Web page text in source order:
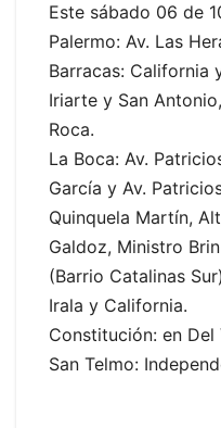
Este sábado 06 de
Palermo: Av. Las
Barracas: California
Iriarte y San
Roca.
La Boca: Av.
García y Av.
Quinquela Martín,
Galdoz, Ministro
(Barrio Catalinas
Irala y California.
Constitución: en Del
San Telmo: